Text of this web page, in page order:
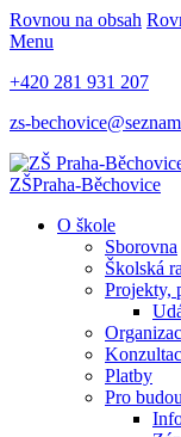
Rovnou na obsah
Menu
+420 281 931 207
zs-
ZŠPraha-Běchovice
O škole
Sborovna
Školská
Projekty,
Platby
Pro